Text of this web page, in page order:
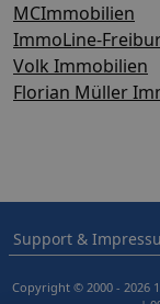
MCImmobilien
ImmoLine-
Volk Immobilien
Florian Müller
Support &
Copyright © 2000 - 2026